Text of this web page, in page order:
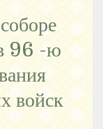
96 -ю
войск